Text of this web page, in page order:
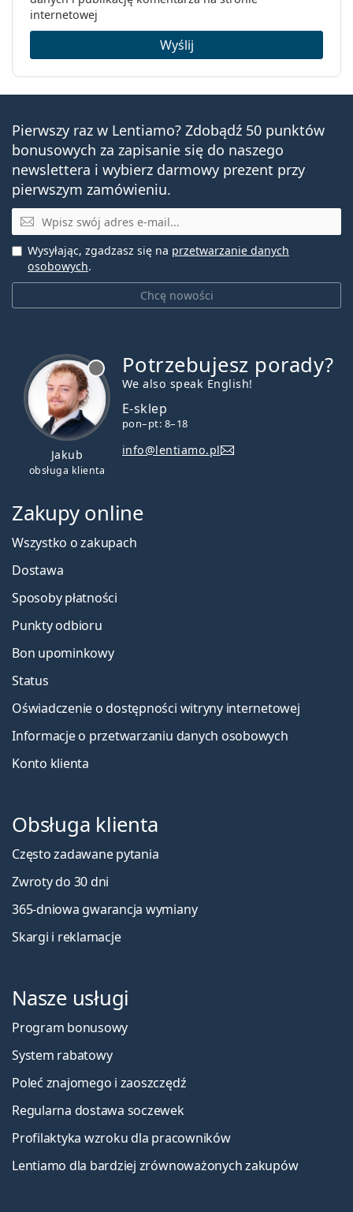
bardzo wilgotnym otoczeniu i potrzebują soczewek
kontaktowych, które są jednocześnie nawilżające i
przepuszczające powietrze.
Często zadawane pytania
Jak długo można nosić soczewki jednodniowe
MyDay Toric?
Czy można spać w soczewkach jednodniowych
MyDay Toric?
Jaka jest różnica między opakowaniami MyDay
daily disposable zawierającymi 30 a 90 sztuk?
Inne toryczne soczewki
kontaktowe jednodniowe
Acuvue Oasys 1-Day with HydraLuxe for
Astigmatism
Biotrue ONEday for Astigmatism
DAILIES AquaComfort Plus Toric
Powiązane artykuły z naszego
bloga
Czy można brać prysznic w soczewkach
kontaktowych?
Czym są soczewki kontaktowe hydrożelowe i
Astygmatyzm: objawy, diagnostyka i leczenie
Masz astygmatyzm? Wypróbuj darmowy test online
Filtr UV w soczewkach kontaktowych zwiększa
ochronę rogówki przed niebezpiecznym
promieniowaniem ultrafioletowym. Soczewki nie
zakrywają jednak całego oka, dlatego połączenie
soczewek kontaktowych z filtrem UV i
Najczęściej sprzedawane z kroplami do oczu
OptiFresh 10 ml.
To jest wyrób medyczny. Przed użyciem zapoznaj się z
instrukcją używania.
pudełku:
30
Waga:
Inne
Toryczne soczewki kontaktowe
Soczewki kontaktowe
internetowej
Wyślij
Pierwszy raz w Lentiamo? Zdobądź 50 punktów
bonusowych za zapisanie się do naszego
newslettera i wybierz darmowy prezent przy
pierwszym zamówieniu.
E-mail
Chcę nowości
Wysyłając, zgadzasz się na przetwarzanie danych
osobowych.
Jakub
obsługa klienta
Potrzebujesz porady?
We also speak English!
E-sklep
pon–pt: 8–18
info@lentiamo.pl
Zakupy online
Wszystko o zakupach
Dostawa
Sposoby płatności
Punkty odbioru
Bon upominkowy
Status
Oświadczenie o dostępności witryny internetowej
Informacje o przetwarzaniu danych osobowych
Konto klienta
Obsługa klienta
Często zadawane pytania
Zwroty do 30 dni
365-dniowa gwarancja wymiany
Skargi i reklamacje
Nasze usługi
Program bonusowy
System rabatowy
Poleć znajomego i zaoszczędź
Regularna dostawa soczewek
Profilaktyka wzroku dla pracowników
Lentiamo dla bardziej zrównoważonych zakupów